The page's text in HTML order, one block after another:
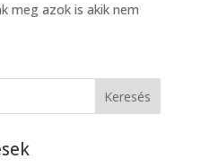
meg azok is akik nem